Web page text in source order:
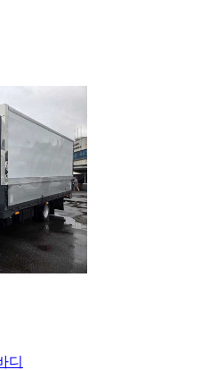
디